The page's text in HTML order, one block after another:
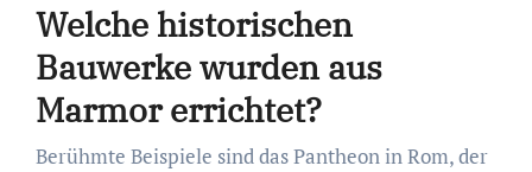
Welche historischen
Bauwerke wurden aus
Marmor errichtet?
Berühmte Beispiele sind das Pantheon in Rom, der